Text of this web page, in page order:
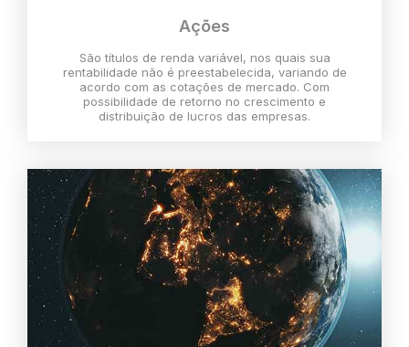
Ações
São títulos de renda variável, nos quais sua
rentabilidade não é preestabelecida, variando de
acordo com as cotações de mercado. Com
possibilidade de retorno no crescimento e
distribuição de lucros das empresas.